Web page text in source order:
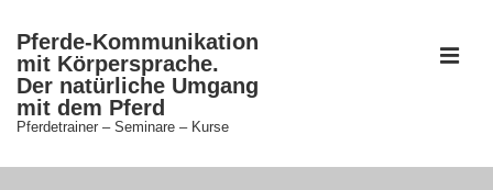
Zum
Inhalt
Pferde-Kommunikation
mit Körpersprache.
Der natürliche Umgang
mit dem Pferd
Pferdetrainer – Seminare – Kurse